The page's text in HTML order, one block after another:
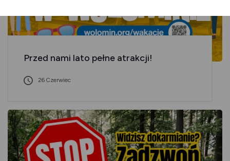
Przed nami lato pełne atrakcji!
26 Czerwiec